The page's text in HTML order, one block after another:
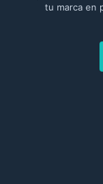
tu marca en